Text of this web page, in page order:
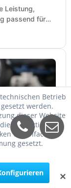
Leistung,
passend für
✕
Betrieb
werden.
dieser Website
Interaktion mit
vereinfachen
gesetzt.